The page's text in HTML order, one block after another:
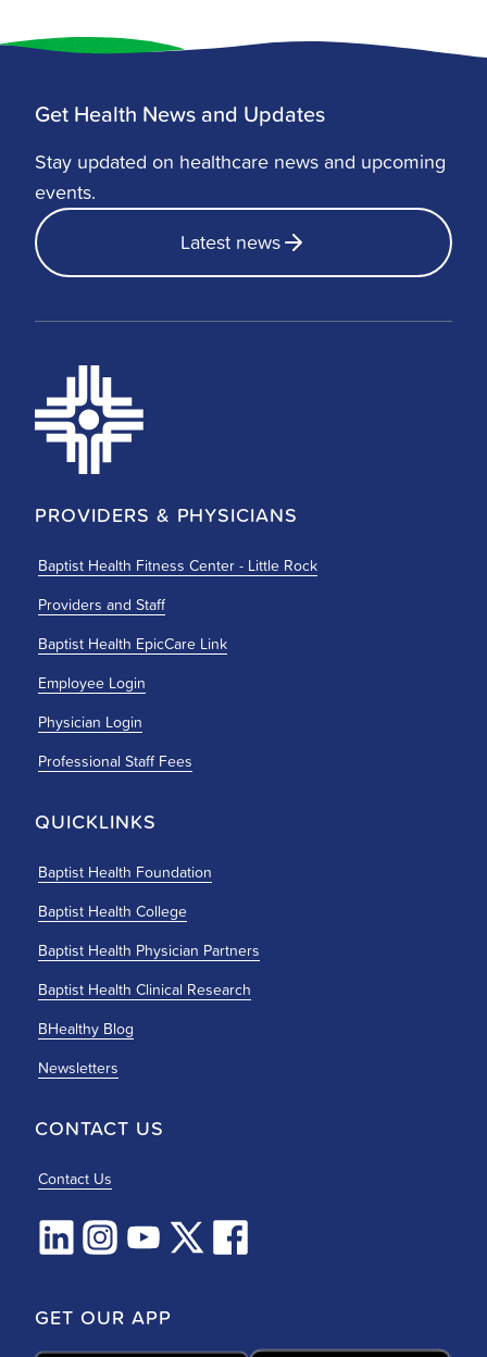
Get Health News and Updates
Stay updated on healthcare news and upcoming
events.
Latest news
PROVIDERS & PHYSICIANS
Baptist Health Fitness Center - Little Rock
Providers and Staff
Baptist Health EpicCare Link
Employee Login
Physician Login
Professional Staff Fees
QUICKLINKS
Baptist Health Foundation
Baptist Health College
Baptist Health Physician Partners
Baptist Health Clinical Research
BHealthy Blog
Newsletters
CONTACT US
Contact Us
GET OUR APP